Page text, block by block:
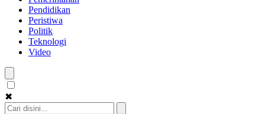
Pendidikan
Peristiwa
Politik
Teknologi
Video
✖